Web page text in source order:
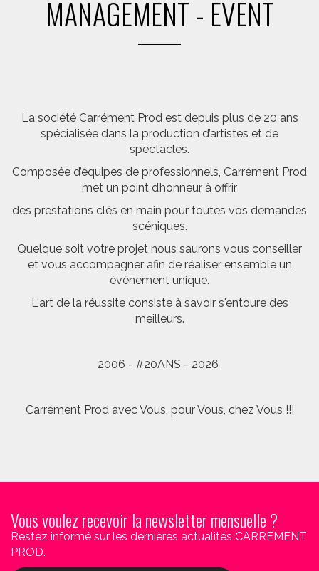
MANAGEMENT - EVENT
La société Carrément Prod est depuis plus de 20 ans
spécialisée dans la production d’artistes et de
spectacles.
Composée d’équipes de professionnels, Carrément Prod
met un point d’honneur à offrir
des prestations clés en main pour toutes vos demandes
scéniques.
Quelque soit votre projet nous saurons vous conseiller
et vous accompagner afin de réaliser ensemble un
évènement unique.
L'art de la réussite consiste à savoir s'entoure des
meilleurs.
2006 - #20ANS - 2026
Carrément Prod avec Vous, pour Vous, chez Vous !!!
Vous voulez recevoir la newsletter mensuelle ?
Restez informé sur les dernières actualités CARREMENT
PROD.